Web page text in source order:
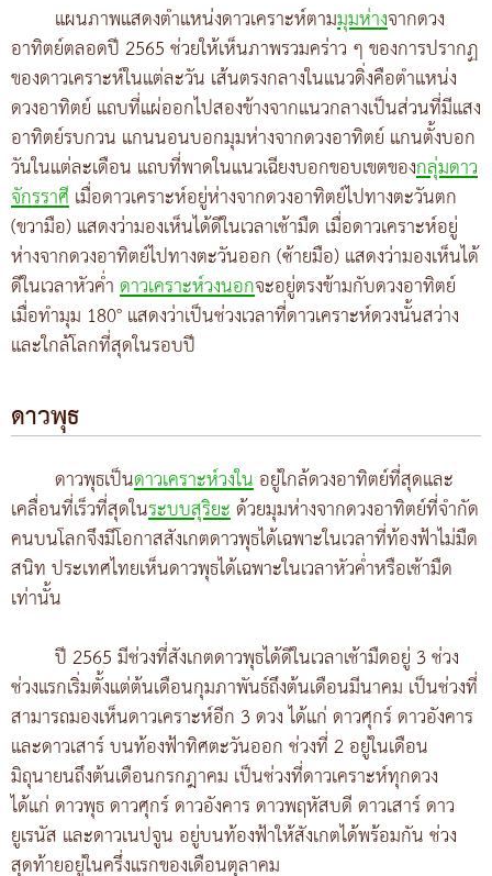
แผนภาพแสดงตำแหน่งดาวเคราะห์ตามมุมห่างจากดวง
อาทิตย์ตลอดปี 2565 ช่วยให้เห็นภาพรวมคร่าว ๆ ของการปรากฏ
ของดาวเคราะห์ในแต่ละวัน เส้นตรงกลางในแนวดิ่งคือตำแหน่ง
ดวงอาทิตย์ แถบที่แผ่ออกไปสองข้างจากแนวกลางเป็นส่วนที่มีแสง
อาทิตย์รบกวน แกนนอนบอกมุมห่างจากดวงอาทิตย์ แกนตั้งบอก
วันในแต่ละเดือน แถบที่พาดในแนวเฉียงบอกขอบเขตของกลุ่มดาว
จักรราศีเมื่อดาวเคราะห์อยู่ห่างจากดวงอาทิตย์ไปทางตะวันตก
(ขวามือ) แสดงว่ามองเห็นได้ดีในเวลาเช้ามืด เมื่อดาวเคราะห์อยู่
ห่างจากดวงอาทิตย์ไปทางตะวันออก (ซ้ายมือ) แสดงว่ามองเห็นได้
ดีในเวลาหัวค่ำดาวเคราะห์วงนอกจะอยู่ตรงข้ามกับดวงอาทิตย์
เมื่อทำมุม 180° แสดงว่าเป็นช่วงเวลาที่ดาวเคราะห์ดวงนั้นสว่าง
และใกล้โลกที่สุดในรอบปี
ดาวพุธ
ดาวพุธเป็นดาวเคราะห์วงในอยู่ใกล้ดวงอาทิตย์ที่สุดและ
เคลื่อนที่เร็วที่สุดในระบบสุริยะด้วยมุมห่างจากดวงอาทิตย์ที่จำกัด
คนบนโลกจึงมีโอกาสสังเกตดาวพุธได้เฉพาะในเวลาที่ท้องฟ้าไม่มืด
สนิท ประเทศไทยเห็นดาวพุธได้เฉพาะในเวลาหัวค่ำหรือเช้ามืด
เท่านั้น
ปี 2565 มีช่วงที่สังเกตดาวพุธได้ดีในเวลาเช้ามืดอยู่ 3 ช่วง
ช่วงแรกเริ่มตั้งแต่ต้นเดือนกุมภาพันธ์ถึงต้นเดือนมีนาคม เป็นช่วงที่
สามารถมองเห็นดาวเคราะห์อีก 3 ดวง ได้แก่ ดาวศุกร์ ดาวอังคาร
และดาวเสาร์ บนท้องฟ้าทิศตะวันออก ช่วงที่ 2 อยู่ในเดือน
มิถุนายนถึงต้นเดือนกรกฎาคม เป็นช่วงที่ดาวเคราะห์ทุกดวง
ได้แก่ ดาวพุธ ดาวศุกร์ ดาวอังคาร ดาวพฤหัสบดี ดาวเสาร์ ดาว
ยูเรนัส และดาวเนปจูน อยู่บนท้องฟ้าให้สังเกตได้พร้อมกัน ช่วง
สุดท้ายอยู่ในครึ่งแรกของเดือนตุลาคม